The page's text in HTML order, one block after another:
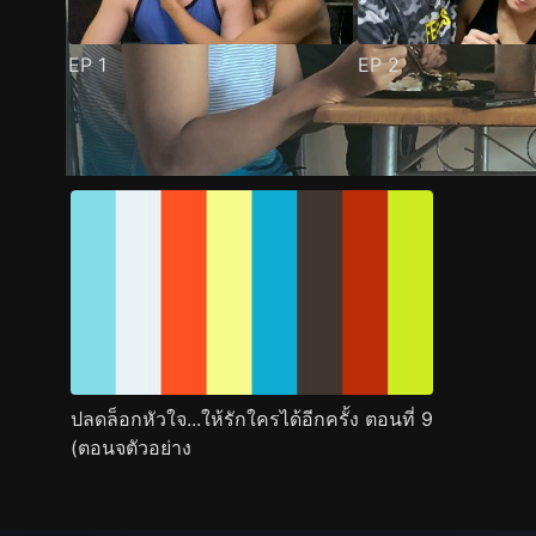
EP1 EP2
ตัวอย่าง ภาพนิ่ง เนื้อหาที่แนะนำ รายละเอียด
ปลดล็อกหัวใจ...ให้รักใครได้อีกครั้ง ตอนที่ 9
(ตอนจตัวอย่าง